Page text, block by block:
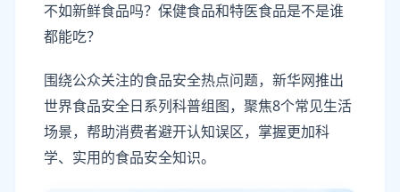
不如新鲜食品吗？保健食品和特医食品是不是谁
都能吃？
围绕公众关注的食品安全热点问题，新华网推出
世界食品安全日系列科普组图，聚焦8个常见生活
场景，帮助消费者避开认知误区，掌握更加科
学、实用的食品安全知识。